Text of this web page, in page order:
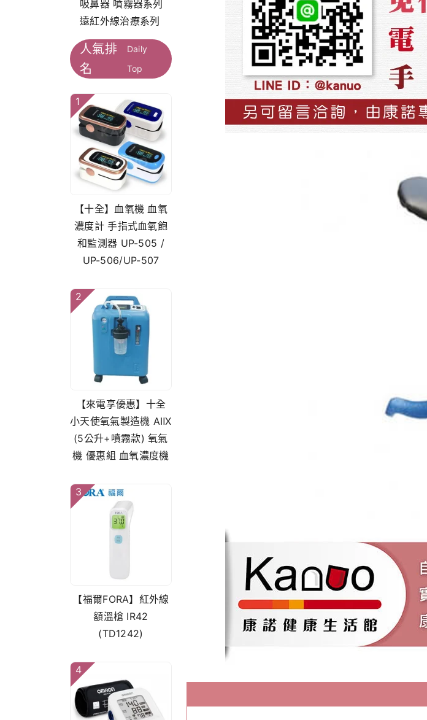
吸鼻器 噴霧器系列
遠紅外線治療系列
人氣排
名
Daily
Top
1
【十全】血氧機 血氧
濃度計 手指式血氧飽
和監測器 UP-505 /
UP-506/UP-507
2
【來電享優惠】十全
小天使氧氣製造機 AⅡX
(5公升+噴霧款) 氧氣
機 優惠組 血氧濃度機
3
【福爾FORA】紅外線
額溫槍 IR42
(TD1242)
4